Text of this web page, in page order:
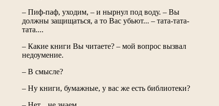
– Пиф-паф, уходим, – и нырнул под воду. – Вы
должны защищаться, а то Вас убьют... – тата-тата-
тата....
– Какие книги Вы читаете? – мой вопрос вызвал
недоумение.
– В смысле?
– Ну книги, бумажные, у вас же есть библиотеки?